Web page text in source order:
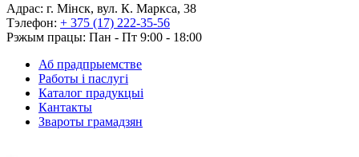
Адрас: г. Мінск, вул. К. Маркса, 38
Тэлефон: + 375 (17) 222-35-56
Рэжым працы: Пан - Пт 9:00 - 18:00
Аб прадпрыемстве
Работы і паслугі
Каталог прадукцыі
Кантакты
Звароты грамадзян